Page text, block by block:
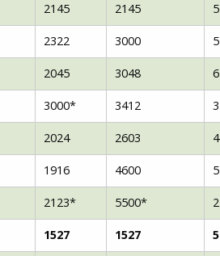
2145 2145 5
2322 3000 5
2045 3048 6
3000* 3412 3
2024 2603 4
1916 4600 5
2123* 5500* 2
1527 1527 5